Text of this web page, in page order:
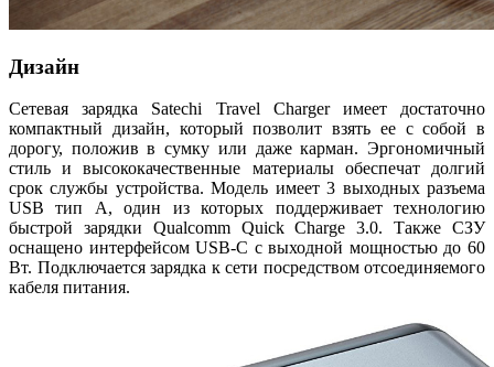
Дизайн
Сетевая зарядка Satechi Travel Charger имеет достаточно
компактный дизайн, который позволит взять ее с собой в
дорогу, положив в сумку или даже карман. Эргономичный
стиль и высококачественные материалы обеспечат долгий
срок службы устройства. Модель имеет 3 выходных разъема
USB тип A, один из которых поддерживает технологию
быстрой зарядки Qualcomm Quick Charge 3.0. Также СЗУ
оснащено интерфейсом USB-C с выходной мощностью до 60
Вт. Подключается зарядка к сети посредством отсоединяемого
кабеля питания.